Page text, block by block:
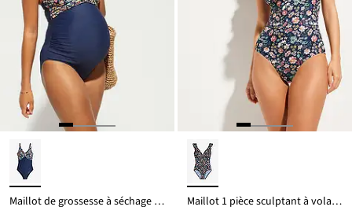
Maillot de grossesse à séchage rapide Maillot 1 pièce sculptant à volants, maintien léger